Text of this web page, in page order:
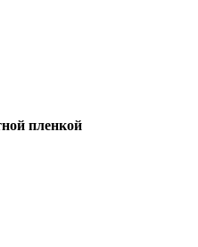
пленкой